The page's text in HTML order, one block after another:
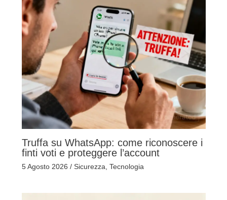
Truffa su WhatsApp: come riconoscere i
finti voti e proteggere l’account
5 Agosto 2026 / Sicurezza Tecnologia